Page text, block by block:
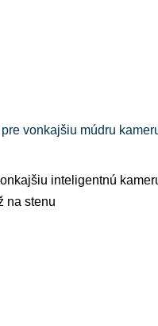
vonkajšiu múdru
inteligentnú
na stenu